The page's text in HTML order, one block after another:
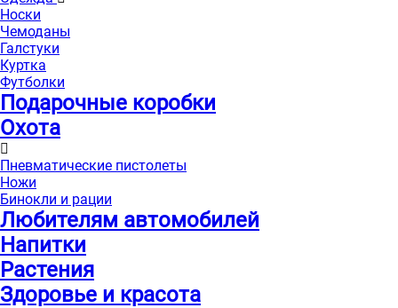
Носки
Чемоданы
Галстуки
Куртка
Футболки
Подарочные коробки
Охота
Пневматические пистолеты
Ножи
Бинокли и рации
Любителям автомобилей
Напитки
Растения
Здоровье и красота